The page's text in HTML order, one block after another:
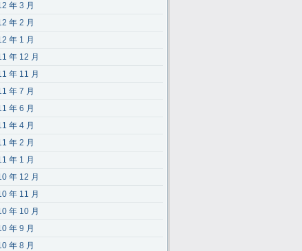
年 3 月
年 2 月
年 1 月
年 12 月
年 11 月
年 7 月
年 6 月
年 4 月
年 2 月
年 1 月
年 12 月
年 11 月
年 10 月
年 9 月
年 8 月